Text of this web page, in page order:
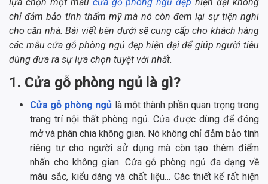
chỉ đảm bảo tính thẩm mỹ mà nó còn đem lại sự tiện nghi
cho căn nhà. Bài viết bên dưới sẽ cung cấp cho khách hàng
các mẫu cửa gỗ phòng ngủ đẹp hiện đại để giúp người tiêu
dùng đưa ra sự lựa chọn tuyệt vời nhất.
1. Cửa gỗ phòng ngủ là gì?
Cửa gỗ phòng ngủ là một thành phần quan trọng trong
trang trí nội thất phòng ngủ. Cửa được dùng để đóng
mở và phân chia không gian. Nó không chỉ đảm bảo tính
riêng tư cho người sử dụng mà còn tạo thêm điểm
nhấn cho không gian. Cửa gỗ phòng ngủ đa dạng về
màu sắc, kiểu dáng và chất liệu… Các thiết kế rất hiện